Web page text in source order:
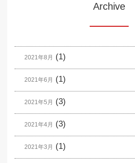
Archive
2021年8月 (1)
2021年6月 (1)
2021年5月 (3)
2021年4月 (3)
2021年3月 (1)